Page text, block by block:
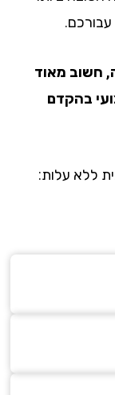
מאוד
עלות: